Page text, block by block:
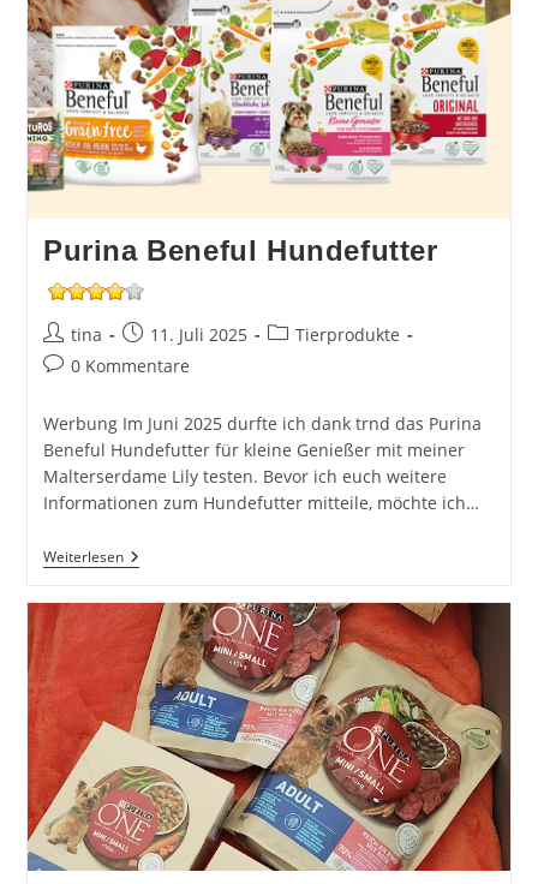
Purina Beneful Hundefutter
Beitrags-
Autor:
tina
Beitrag
veröffentlicht:
11. Juli 2025
Beitrags-
Tierprodukte
Beitrags-
0 Kommentare
Werbung Im Juni 2025 durfte ich dank trnd das Purina
Beneful Hundefutter für kleine Genießer mit meiner
Malterserdame Lily testen. Bevor ich euch weitere
Informationen zum Hundefutter mitteile, möchte ich…
WeiterlesenPurina
Beneful